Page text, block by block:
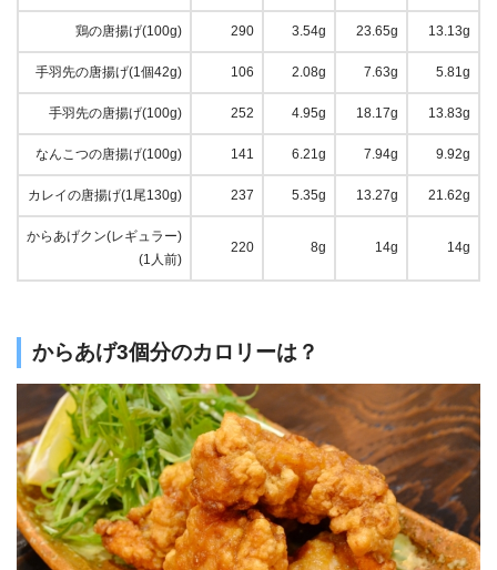
鶏の唐揚げ(100g) 290 3.54g 23.65g 13.13g
手羽先の唐揚げ(1個42g) 106 2.08g 7.63g 5.81g
手羽先の唐揚げ(100g) 252 4.95g 18.17g 13.83g
なんこつの唐揚げ(100g) 141 6.21g 7.94g 9.92g
カレイの唐揚げ(1尾130g) 237 5.35g 13.27g 21.62g
からあげクン(レギュラー)
(1人前)
220 8g 14g 14g
からあげ3個分のカロリーは？